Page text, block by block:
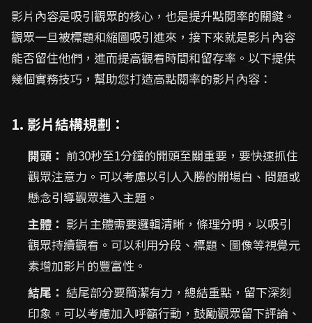
影片內容是吸引觀眾的核心，也是提升點閱率的關鍵。
觀眾一旦被標題和縮圖吸引進來，接下來就是影片內容
能否留住他們，進而提高觀看時間和留存率。以下提供
幾個實務技巧，幫助您打造高點閱率的影片內容：
1. 影片結構規劃：
開頭： 前30秒至1分鐘的開頭至關重要，要快速抓住
觀眾注意力。可以考慮以引人入勝的開場白、問題或
懸念引導觀眾進入主題。
主體： 影片主體需要邏輯清晰，條理分明，以吸引
觀眾持續觀看。可以利用分段、標題、圖像等視覺元
素增加影片的豐富性。
結尾： 結尾部分要簡潔有力，總結重點，留下深刻
印象。可以考慮加入呼籲行動，鼓勵觀眾留下評論、